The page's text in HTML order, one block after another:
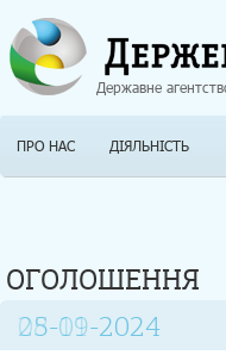
Державне
ПРО НАС ДІЯЛЬНІСТЬ
ОГОЛОШЕННЯ
25-09-2024